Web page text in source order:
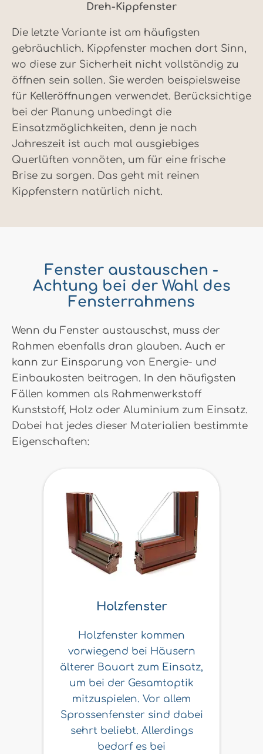
Dreh-Kippfenster
Die letzte Variante ist am häufigsten
gebräuchlich. Kippfenster machen dort Sinn,
wo diese zur Sicherheit nicht vollständig zu
öffnen sein sollen. Sie werden beispielsweise
für Kelleröffnungen verwendet. Berücksichtige
bei der Planung unbedingt die
Einsatzmöglichkeiten, denn je nach
Jahreszeit ist auch mal ausgiebiges
Querlüften vonnöten, um für eine frische
Brise zu sorgen. Das geht mit reinen
Kippfenstern natürlich nicht.
Fenster austauschen -
Achtung bei der Wahl des
Fensterrahmens
Wenn du Fenster austauschst, muss der
Rahmen ebenfalls dran glauben. Auch er
kann zur Einsparung von Energie- und
Einbaukosten beitragen. In den häufigsten
Fällen kommen als Rahmenwerkstoff
Kunststoff, Holz oder Aluminium zum Einsatz.
Dabei hat jedes dieser Materialien bestimmte
Eigenschaften:
Holzfenster
Holzfenster kommen
vorwiegend bei Häusern
älterer Bauart zum Einsatz,
um bei der Gesamtoptik
mitzuspielen. Vor allem
Sprossenfenster sind dabei
sehrt beliebt. Allerdings
bedarf es bei